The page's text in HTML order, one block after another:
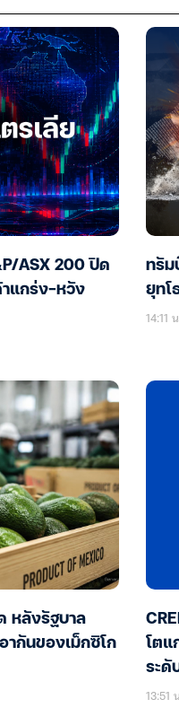
ASX 200 ปิด
แกร่ง-หวัง
ทรัม
ยุทโ
14:11
หลังรัฐบาล
ากันของเม็กซิโก
โตแ
ระดั
13:51